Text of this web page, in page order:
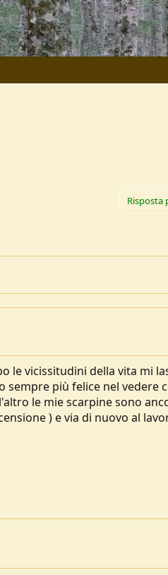
Risposta
le vicissitudini della vita mi
sempre più felice nel vedere
le mie scarpine sono
) e via di nuovo al